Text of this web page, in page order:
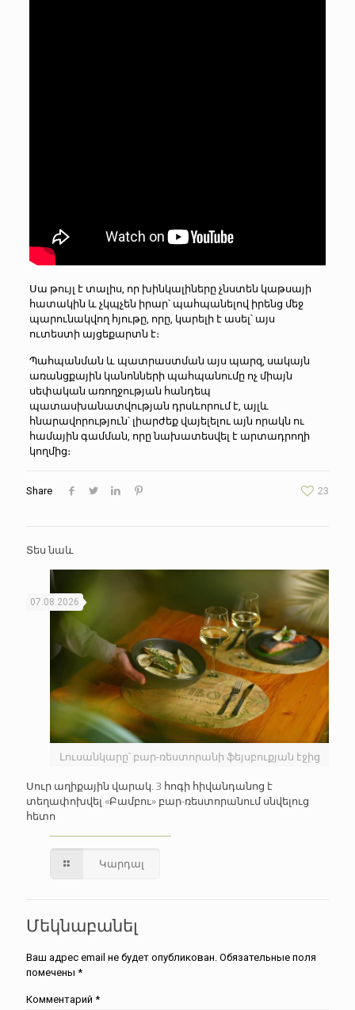
Սա թույլ է տալիս, որ խինկալիները չնստեն կաթսայի
հատակին և չկպչեն իրար՝ պահպանելով իրենց մեջ
պարունակվող հյութը, որը, կարելի է ասել՝ այս
ուտեստի այցեքարտն է։
Պահպանման և պատրաստման այս պարզ, սակայն
առանցքային կանոնների պահպանումը ոչ միայն
սեփական առողջության հանդեպ
պատասխանատվության դրսևորում է, այլև
հնարավորություն՝ լիարժեք վայելելու այն որակն ու
համային գամման, որը նախատեսվել է արտադրողի
կողմից։
Share 23
Տես նաև
Լուսանկարը՝ բար-ռեստորանի ֆեյսբուքյան էջից
07.08.2026
Սուր աղիքային վարակ. 3 հոգի հիվանդանոց է
տեղափոխվել «Բամբու» բար-ռեստորանում սնվելուց
հետո
Կարդալ
Մեկնաբանել
Ваш адрес email не будет опубликован. Обязательные поля
помечены *
Комментарий *